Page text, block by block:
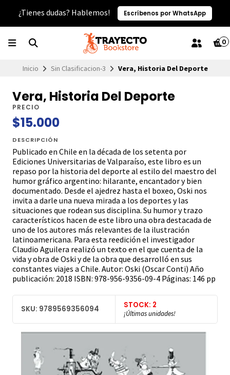
¿Tienes dudas? Hablemos! Escríbenos por WhatsApp
0
Inicio Sin Clasificacion-3 Vera, Historia Del Deporte
Vera, Historia Del Deporte
PRECIO
$15.000
DESCRIPCIÓN
Publicado en Chile en la década de los setenta por
Ediciones Universitarias de Valparaíso, este libro es un
repaso por la historia del deporte al estilo del maestro del
humor gráfico argentino: hilarante, encantador y bien
documentado. Desde el ajedrez hasta el boxeo, Oski nos
invita a darle una nueva mirada a los deportes y las
situaciones que rodean sus disciplina. Su humor y trazo
característicos hacen de este libro una obra destacada de
uno de los autores más relevantes de la ilustración
latinoamericana. Para esta reedición el investigador
Claudio Aguilera realizó un texto en el que cuenta de la
vida y obra de Oski y de la obra que desarrolló en sus
constantes viajes a Chile. Autor: Oski (Oscar Conti) Año
publicación: 2018 ISBN: 978-956-9356-09-4 Páginas: 146 pp
SKU: 9789569356094 STOCK: 2
¡Últimas unidades!